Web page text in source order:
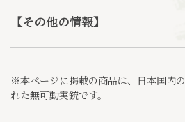
【その他の情報】
※本ページに掲載の商品は、日本国内
れた無可動実銃です。